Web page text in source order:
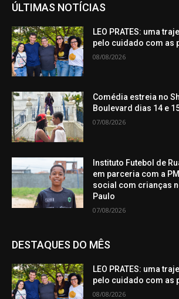
ÚLTIMAS NOTÍCIAS
LEO PRATES: uma
pelo cuidado com as
08/08/2026
Comédia estreia no
Boulevard dias 14 e
07/08/2026
Instituto Futebol de
em parceria com a
social com crianças
Paulo
07/08/2026
DESTAQUES DO MÊS
LEO PRATES: uma
pelo cuidado com as
08/08/2026